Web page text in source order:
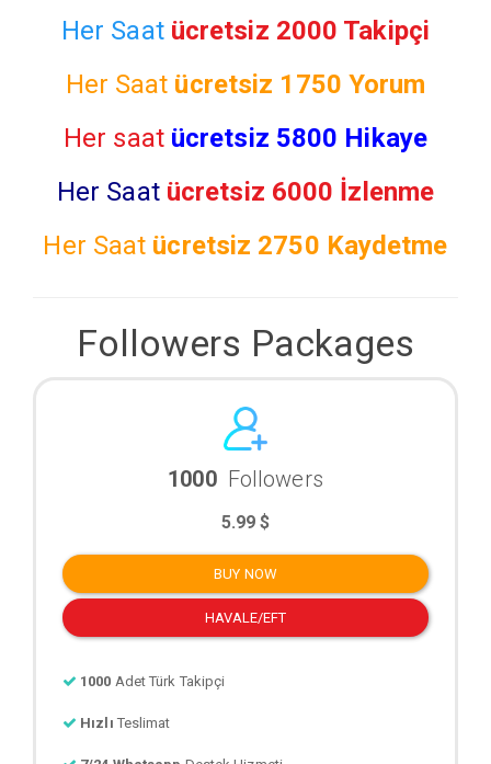
Her Saat ücretsiz 2000 Takipçi
Her Saat ücretsiz 1750 Yorum
Her saat ücretsiz 5800 Hikaye
Her Saat ücretsiz 6000 İzlenme
Her Saat ücretsiz 2750 Kaydetme
Followers Packages
1000 Followers
5.99 $
BUY NOW
HAVALE/EFT
1000 Adet Türk Takipçi
Hızlı Teslimat